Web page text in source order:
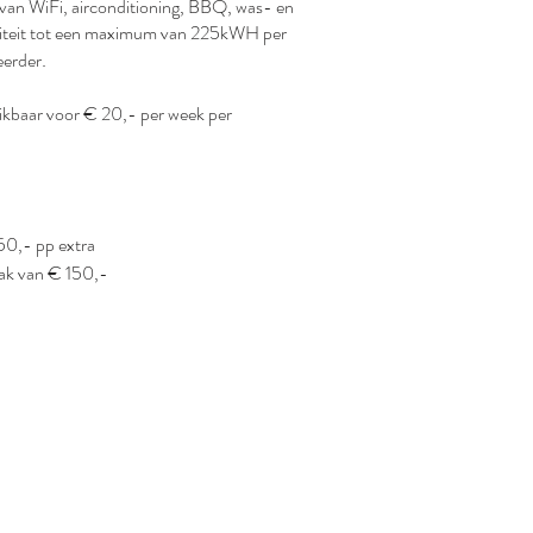
WiFi, airconditioning, BBQ, was- en
tot een maximum van 225kWH per
.
voor € 20,- per week per
pp extra
van € 150,-